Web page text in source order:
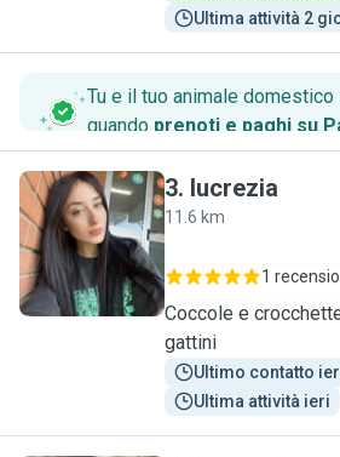
Ultima attività 2
Tu e il tuo animale
quando prenoti e paghi su
L
3. lucrezia
11.6 km
1
Coccole e
gattini
Ultimo contatto
Ultima attività ieri